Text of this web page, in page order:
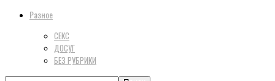
Разное
СЕКС
ДОСУГ
БЕЗ РУБРИКИ